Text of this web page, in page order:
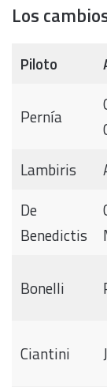
Los
Piloto
Pernía
Lambiris
De
Benedictis
Bonelli
Ciantini